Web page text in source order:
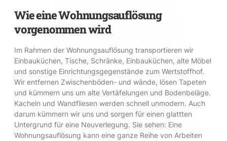
Wie eine Wohnungsauflösung
vorgenommen wird
Im Rahmen der Wohnungsauflösung transportieren wir
Einbauküchen, Tische, Schränke, Einbauküchen, alte Möbel
und sonstige Einrichtungsgegenstände zum Wertstoffhof.
Wir entfernen Zwischenböden- und wände, lösen Tapeten
und kümmern uns um alte Vertäfelungen und Bodenbeläge.
Kacheln und Wandfliesen werden schnell unmodern. Auch
darum kümmern wir uns und sorgen für einen glattten
Untergrund für eine Neuverlegung. Sie sehen: Eine
Wohnungsauflösung kann eine ganze Reihe von Arbeiten